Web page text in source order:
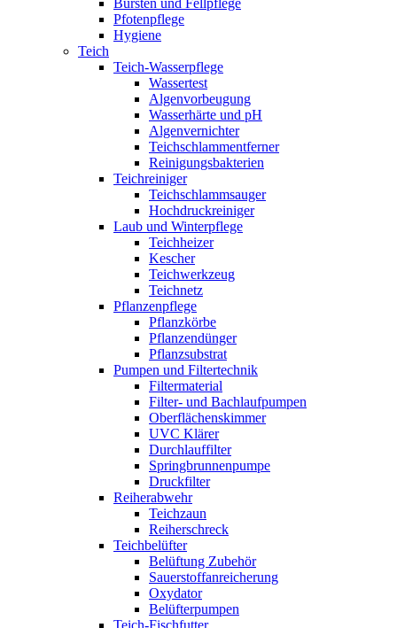
Bürsten und Fellpflege
Pfotenpflege
Hygiene
Teich
Teich-Wasserpflege
Wassertest
Algenvorbeugung
Wasserhärte und pH
Algenvernichter
Teichschlammentferner
Reinigungsbakterien
Teichreiniger
Teichschlammsauger
Hochdruckreiniger
Laub und Winterpflege
Teichheizer
Kescher
Teichwerkzeug
Teichnetz
Pflanzenpflege
Pflanzkörbe
Pflanzendünger
Pflanzsubstrat
Pumpen und Filtertechnik
Filtermaterial
Filter- und Bachlaufpumpen
Oberflächenskimmer
UVC Klärer
Durchlauffilter
Springbrunnenpumpe
Druckfilter
Reiherabwehr
Teichzaun
Reiherschreck
Teichbelüfter
Belüftung Zubehör
Sauerstoffanreicherung
Oxydator
Belüfterpumpen
Teich-Fischfutter